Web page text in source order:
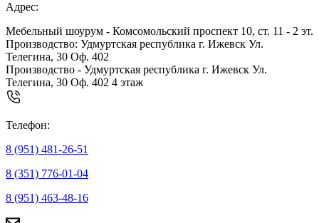
Адрес:
Мебельный шоурум - Комсомольский проспект 10, ст. 11 - 2 эт.
Производство: Удмуртская республика г. Ижевск Ул.
Телегина, 30 Оф. 402
Производство - Удмуртская республика г. Ижевск Ул.
Телегина, 30 Оф. 402 4 этаж
Телефон:
8 (951) 481-26-51
8 (351) 776-01-04
8 (951) 463-48-16